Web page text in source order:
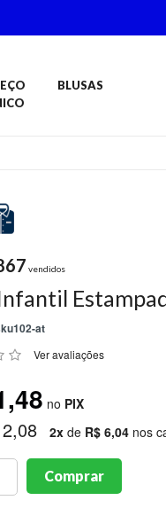
BLUSAS
vendidos
at
Ver avaliações
no PIX
2xde R$ 6,04nos
Comprar